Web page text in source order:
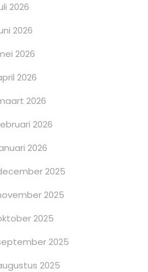
2026
2026
2026
2026
2026
2026
2026
2025
2025
2025
2025
2025